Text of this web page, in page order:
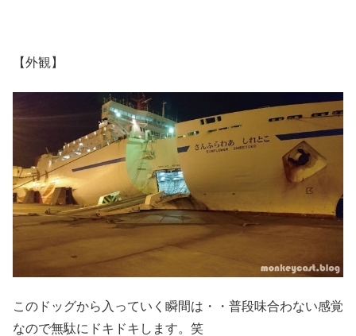
【外観】
このドッグから入っていく瞬間は・・普段味合わない感覚
なので無駄にドキドキします。笑